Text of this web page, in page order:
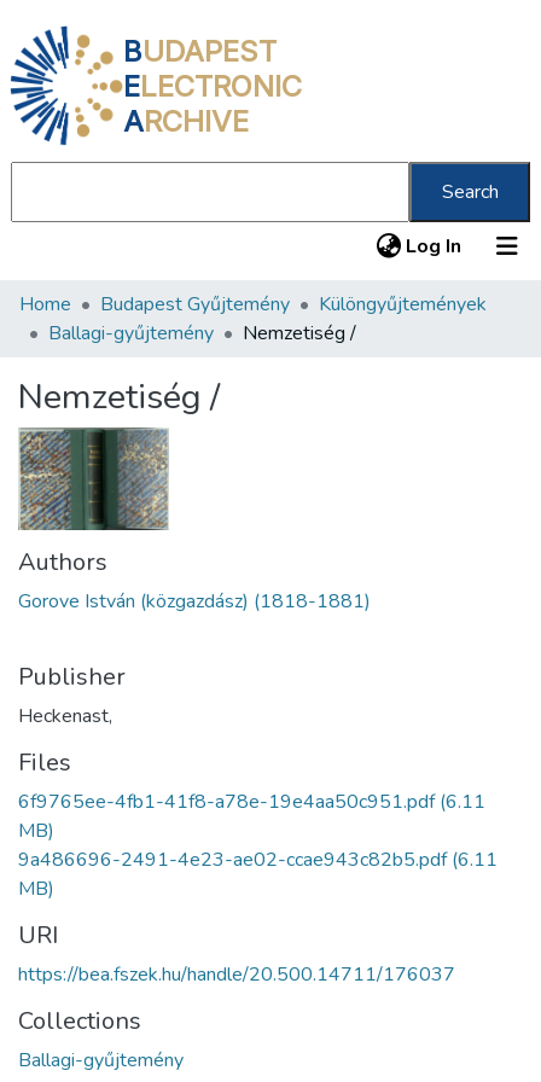
BUDAPEST
ELECTRONIC
ARCHIVE
Search
Log In (current)
Communities & Collections
Statistics
About us
Home Budapest Gyűjtemény
Különgyűjtemények
Ballagi-gyűjtemény
Nemzetiség /
Nemzetiség /
Authors
Gorove István (közgazdász) (1818-1881)
Publisher
Heckenast,
Files
6f9765ee-4fb1-41f8-a78e-19e4aa50c951.pdf(6.11
MB)
9a486696-2491-4e23-ae02-ccae943c82b5.pdf(6.11
MB)
URI
https://bea.fszek.hu/handle/20.500.14711/176037
Collections
Ballagi-gyűjtemény